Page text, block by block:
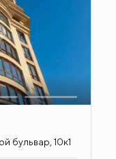
бульвар, 10к1